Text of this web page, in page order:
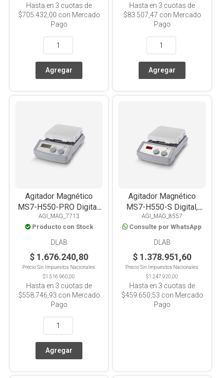
Hasta en 3 cuotas de
$705.432,00 con Mercado
Pago
Hasta en 3 cuotas de
$83.507,47 con Mercado
Pago
Agitador Magnético
MS7-H550-PRO Digital,
LCD, Con Calefacción,
PT1000, Placa Cerámica,
20L
AGI_MAG_7713
Producto con Stock
DLAB
$ 1.676.240,80
Precio Sin Impuestos Nacionales:
$1.516.960,00
Hasta en 3 cuotas de
$558.746,93 con Mercado
Pago
Agitador Magnético
MS7-H550-S Digital,
LED, Con Calefacción,
PT1000, Placa Cerámica,
10L
AGI_MAG_8557
Consulte por WhatsApp
DLAB
$ 1.378.951,60
Precio Sin Impuestos Nacionales:
$1.247.920,00
Hasta en 3 cuotas de
$459.650,53 con Mercado
Pago